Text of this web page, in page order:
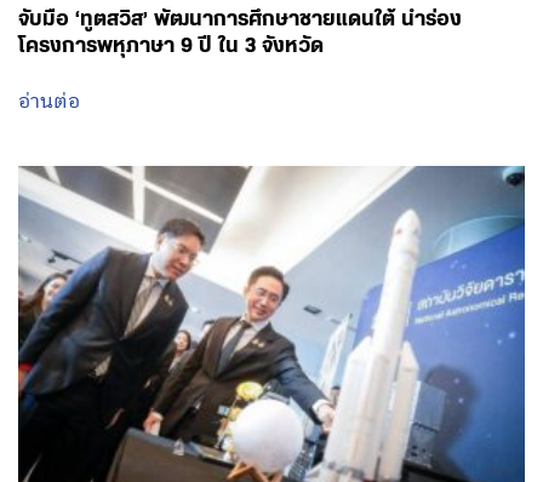
จับมือ ‘ทูตสวิส’ พัฒนาการศึกษาชายแดนใต้ นำร่อง
โครงการพหุภาษา 9 ปี ใน 3 จังหวัด
อ่านต่อ